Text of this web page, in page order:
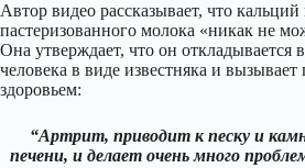
Автор видео рассказывает, что кальций
пастеризованного молока «никак не
Она утверждает, что он откладывается
человека в виде известняка и
здоровьем:
“Артрит, приводит к песку и
печени, и делает очень много